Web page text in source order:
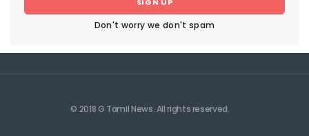
SIGN UP
Don't worry we don't spam
© 2018 G Tamil News. All rights reserved.